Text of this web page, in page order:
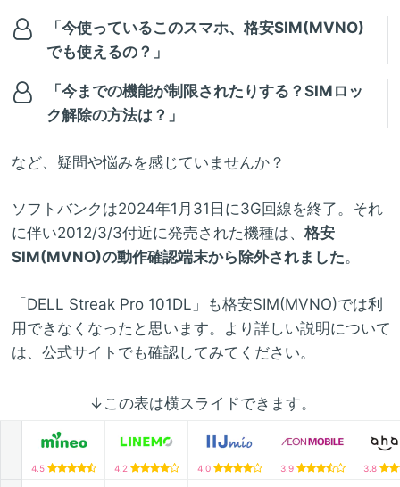
「今使っているこのスマホ、格安SIM(MVNO)
でも使えるの？」
「今までの機能が制限されたりする？SIMロッ
ク解除の方法は？」
など、疑問や悩みを感じていませんか？
ソフトバンクは2024年1月31日に3G回線を終了。それ
に伴い2012/3/3付近に発売された機種は、 格安
SIM(MVNO)の動作確認端末から除外されました。
「DELL Streak Pro 101DL」も格安SIM(MVNO)では利
用できなくなったと思います。より詳しい説明について
は、公式サイトでも確認してみてください。
↓この表は横スライドできます。
4.5 4.2 4.0 3.9 3.8